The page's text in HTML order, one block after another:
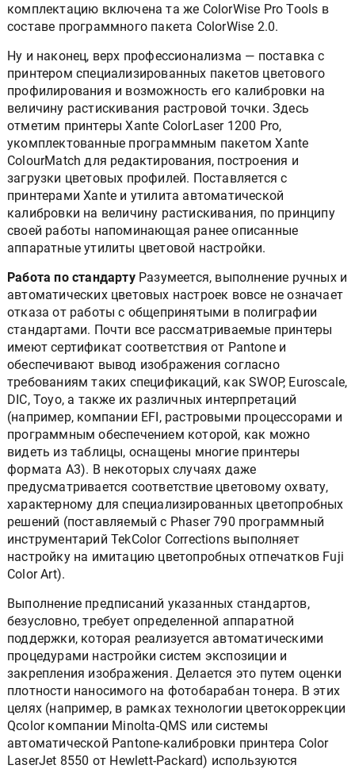
комплектацию включена та же ColorWise Pro Tools в
составе программного пакета ColorWise 2.0.
Ну и наконец, верх профессионализма — поставка с
принтером специализированных пакетов цветового
профилирования и возможность его калибровки на
величину растискивания растровой точки. Здесь
отметим принтеры Xante ColorLaser 1200 Pro,
укомплектованные программным пакетом Xante
ColourMatch для редактирования, построения и
загрузки цветовых профилей. Поставляется с
принтерами Xante и утилита автоматической
калибровки на величину растискивания, по принципу
своей работы напоминающая ранее описанные
аппаратные утилиты цветовой настройки.
Работа по стандартуРазумеется, выполнение ручных и
автоматических цветовых настроек вовсе не означает
отказа от работы с общепринятыми в полиграфии
стандартами. Почти все рассматриваемые принтеры
имеют сертификат соответствия от Pantone и
обеспечивают вывод изображения согласно
требованиям таких спецификаций, как SWOP, Euroscale,
DIC, Toyo, а также их различных интерпретаций
(например, компании EFI, растровыми процессорами и
программным обеспечением которой, как можно
видеть из таблицы, оснащены многие принтеры
формата А3). В некоторых случаях даже
предусматривается соответствие цветовому охвату,
характерному для специализированных цветопробных
решений (поставляемый с Phaser 790 программный
инструментарий TekColor Corrections выполняет
настройку на имитацию цветопробных отпечатков Fuji
Color Art).
Выполнение предписаний указанных стандартов,
безусловно, требует определенной аппаратной
поддержки, которая реализуется автоматическими
процедурами настройки систем экспозиции и
закрепления изображения. Делается это путем оценки
плотности наносимого на фотобарабан тонера. В этих
целях (например, в рамках технологии цветокоррекции
Qcolor компании Minolta-QMS или системы
автоматической Pantone-калибровки принтера Color
LaserJet 8550 от Hewlett-Packard) используются